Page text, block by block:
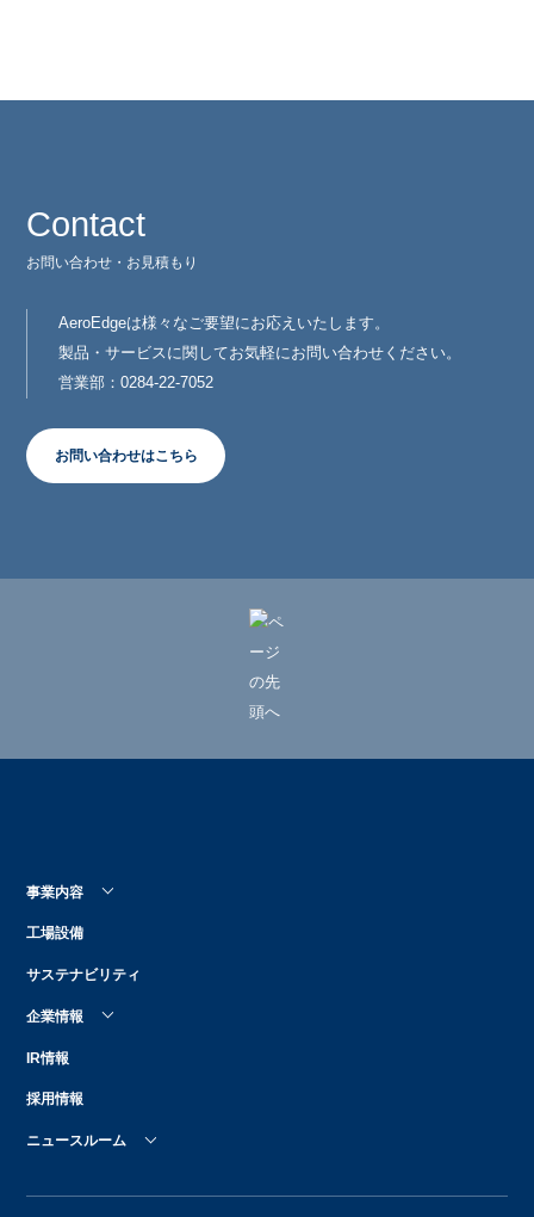
Contact
お問い合わせ・お見積もり
AeroEdgeは様々なご要望にお応えいたします。
製品・サービスに関してお気軽にお問い合わせください。
営業部：0284-22-7052
お問い合わせはこちら
事業内容
工場設備
サステナビリティ
企業情報
IR情報
採用情報
ニュースルーム